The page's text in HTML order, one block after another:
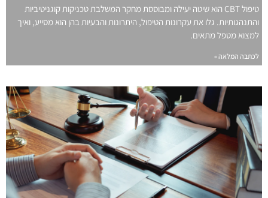
טיפול CBT הוא שיטה יעילה ומבוססת מחקר המשלבת טכניקות קוגניטיביות
והתנהגותיות. גלו את עקרונות הטיפול, היתרונות והבעיות בהן הוא מסייע, ואיך
למצוא מטפל מתאים.
לכתבה המלאה »